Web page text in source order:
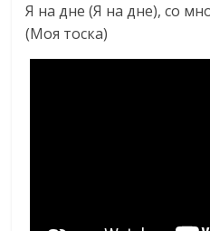
Я на дне (Я на дне), со
(Моя тоска)